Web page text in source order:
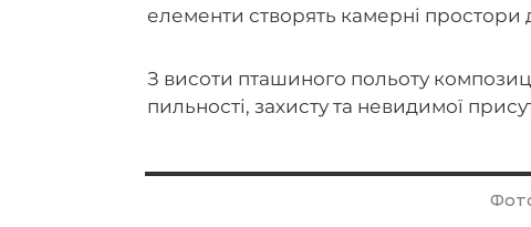
елементи створять камерні простори
З висоти пташиного польоту
пильності, захисту та невидимої